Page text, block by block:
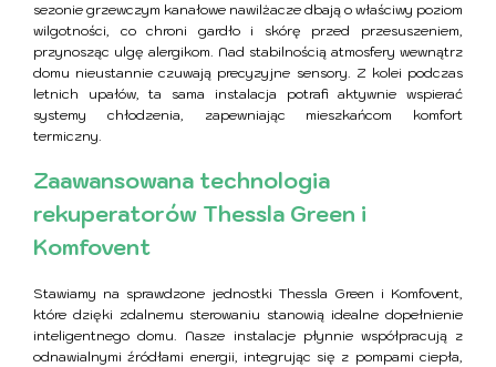
sezonie grzewczym kanałowe nawilżacze dbają o właściwy poziom
wilgotności, co chroni gardło i skórę przed przesuszeniem,
przynosząc ulgę alergikom. Nad stabilnością atmosfery wewnątrz
domu nieustannie czuwają precyzyjne sensory. Z kolei podczas
letnich upałów, ta sama instalacja potrafi aktywnie wspierać
systemy chłodzenia, zapewniając mieszkańcom komfort
termiczny.
Zaawansowana technologia
rekuperatorów Thessla Green i
Komfovent
Stawiamy na sprawdzone jednostki Thessla Green i Komfovent,
które dzięki zdalnemu sterowaniu stanowią idealne dopełnienie
inteligentnego domu. Nasze instalacje płynnie współpracują z
odnawialnymi źródłami energii, integrując się z pompami ciepła,